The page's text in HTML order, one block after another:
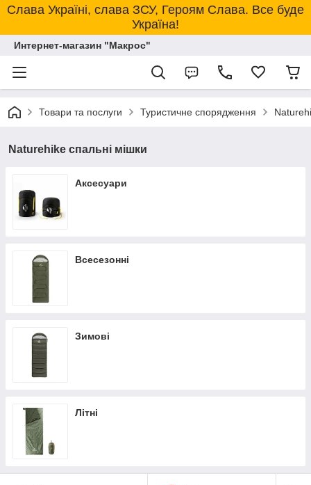
Слава Україні, слава ЗСУ, Героям Слава. Все буде
Україна!
Интернет-магазин "Макрос"
Товари та послуги Туристичне спорядження
Naturehike спальні мішки
Аксесуари
Всесезонні
Зимові
Літні